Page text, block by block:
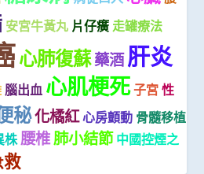
安宮牛黃丸 片仔癀 走罐療法
心肺復蘇藥酒肝炎
腦出血 心肌梗死子宮 性
秘化橘紅心房顫動 骨髓移植
株 腰椎肺小結節 中國控煙之